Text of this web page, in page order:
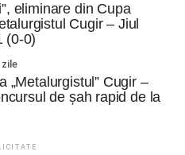
eliminare din Cupa
Cugir – Jiul
(0-0)
„Metalurgistul” Cugir –
de șah rapid de la